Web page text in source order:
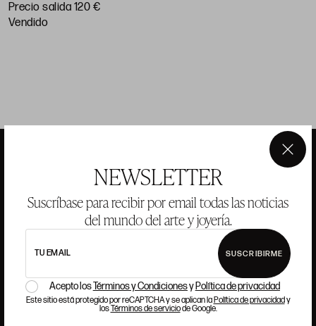
NEWSLETTER
Suscríbase para recibir por email todas las noticias
del mundo del arte y joyería.
TU EMAIL SUSCRIBIRME
Acepto losTérminos y Condicionesy Política de privacidad
Este sitio está protegido por reCAPTCHA y se aplican laPolítica de privacidady
losTérminos de serviciode Google.
×
Precio salida 120 €
vendido
ANSORENA
HISTORIA
ANSORENA
EQUIPO
JOYERÍA
GALERÍA
SUBASTAS
VALORACIONES